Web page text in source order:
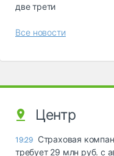
две трети
Все новости
Центр
19:29 Страховая
требует 29 млн руб. с